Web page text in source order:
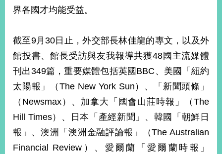
站
開
放
宣
告
隱
私
權
保
護
及
界各國才均能受益。
截至9月30日止，外交部長林佳龍的專文，以及外
館投書、館長受訪與友我報導共獲48國主流媒體
刊出349篇，重要媒體包括英國BBC、美國「紐約
太陽報」（The New York Sun）、「新聞頭條」
（Newsmax）、加拿大「國會山莊時報」（The
Hill Times）、日本「產經新聞」、韓國「朝鮮日
報」、澳洲「澳洲金融評論報」（The Australian
Financial Review）、愛爾蘭「愛爾蘭時報」